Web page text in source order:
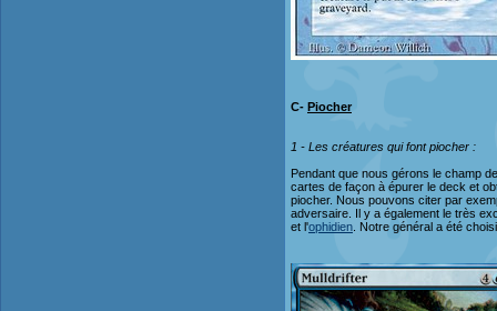
C- Piocher
1 - Les créatures qui font piocher :
Pendant que nous gérons le champ
cartes de façon à épurer le deck et
piocher. Nous pouvons citer par
adversaire. Il y a également le très
et l'ophidien . Notre général a été